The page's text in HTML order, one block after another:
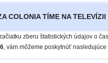
COLONIA TÍME NA TELEVÍZII
zberu štatistických údajov o
, vám môžeme poskytnúť nasledujúce